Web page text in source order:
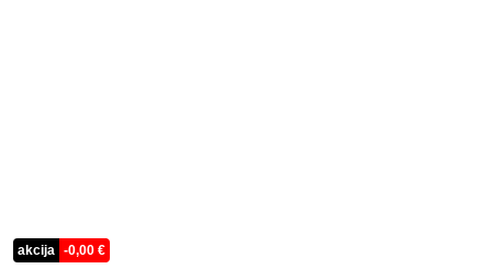
akcija -0,00 €